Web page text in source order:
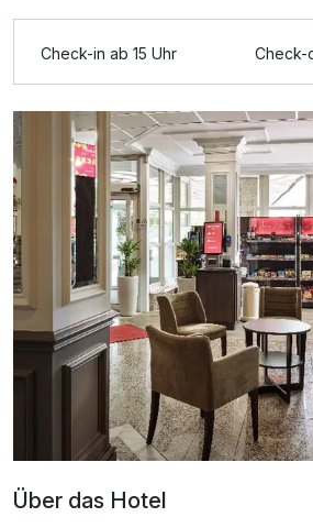
Doppelzimmer Komfort Plus
2 Erwachsene
Check-in ab 15 Uhr Check-
Über das Hotel